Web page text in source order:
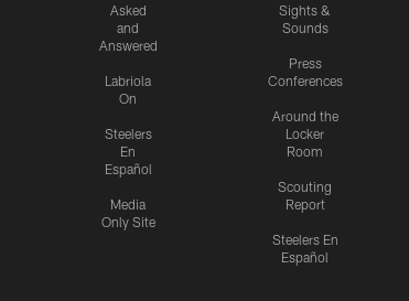
Asked
and
Answered
Labriola
On
Steelers
En
Español
Media
Only Site
Sights &
Sounds
Press
Conferences
Around the
Locker
Room
Scouting
Report
Steelers En
Español